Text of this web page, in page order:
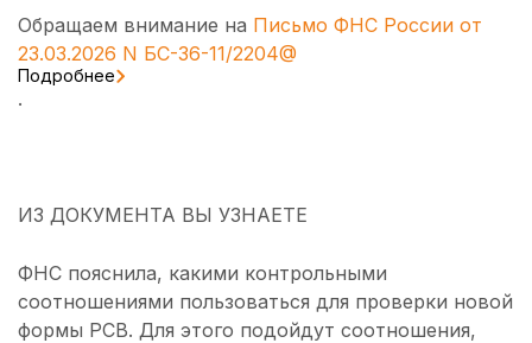
Обращаем внимание на Письмо ФНС России от
23.03.2026 N БС-36-11/2204@
Подробнее
.
ИЗ ДОКУМЕНТА ВЫ УЗНАЕТЕ
ФНС пояснила, какими контрольными
соотношениями пользоваться для проверки новой
формы РСВ. Для этого подойдут соотношения,